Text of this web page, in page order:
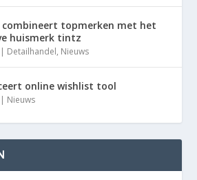
combineert topmerken met het
huismerk tintz
| Detailhandel, Nieuws
online wishlist tool
| Nieuws